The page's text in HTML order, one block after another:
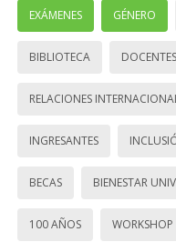
EXÁMENES GÉNERO
BIBLIOTECA DOCENTES
RELACIONES
INGRESANTES
BECAS BIENESTAR
100 AÑOS WORKSHOP